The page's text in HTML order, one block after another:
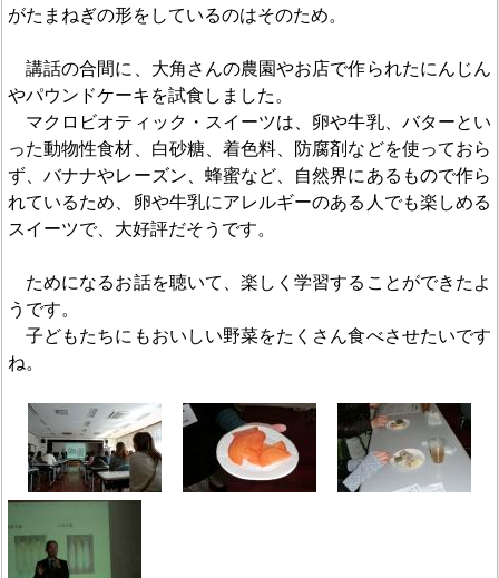
がたまねぎの形をしているのはそのため。
講話の合間に、大角さんの農園やお店で作られたにんじん
やパウンドケーキを試食しました。
マクロビオティック・スイーツは、卵や牛乳、バターとい
った動物性食材、白砂糖、着色料、防腐剤などを使っておら
ず、バナナやレーズン、蜂蜜など、自然界にあるもので作ら
れているため、卵や牛乳にアレルギーのある人でも楽しめる
スイーツで、大好評だそうです。
ためになるお話を聴いて、楽しく学習することができたよ
うです。
子どもたちにもおいしい野菜をたくさん食べさせたいです
ね。